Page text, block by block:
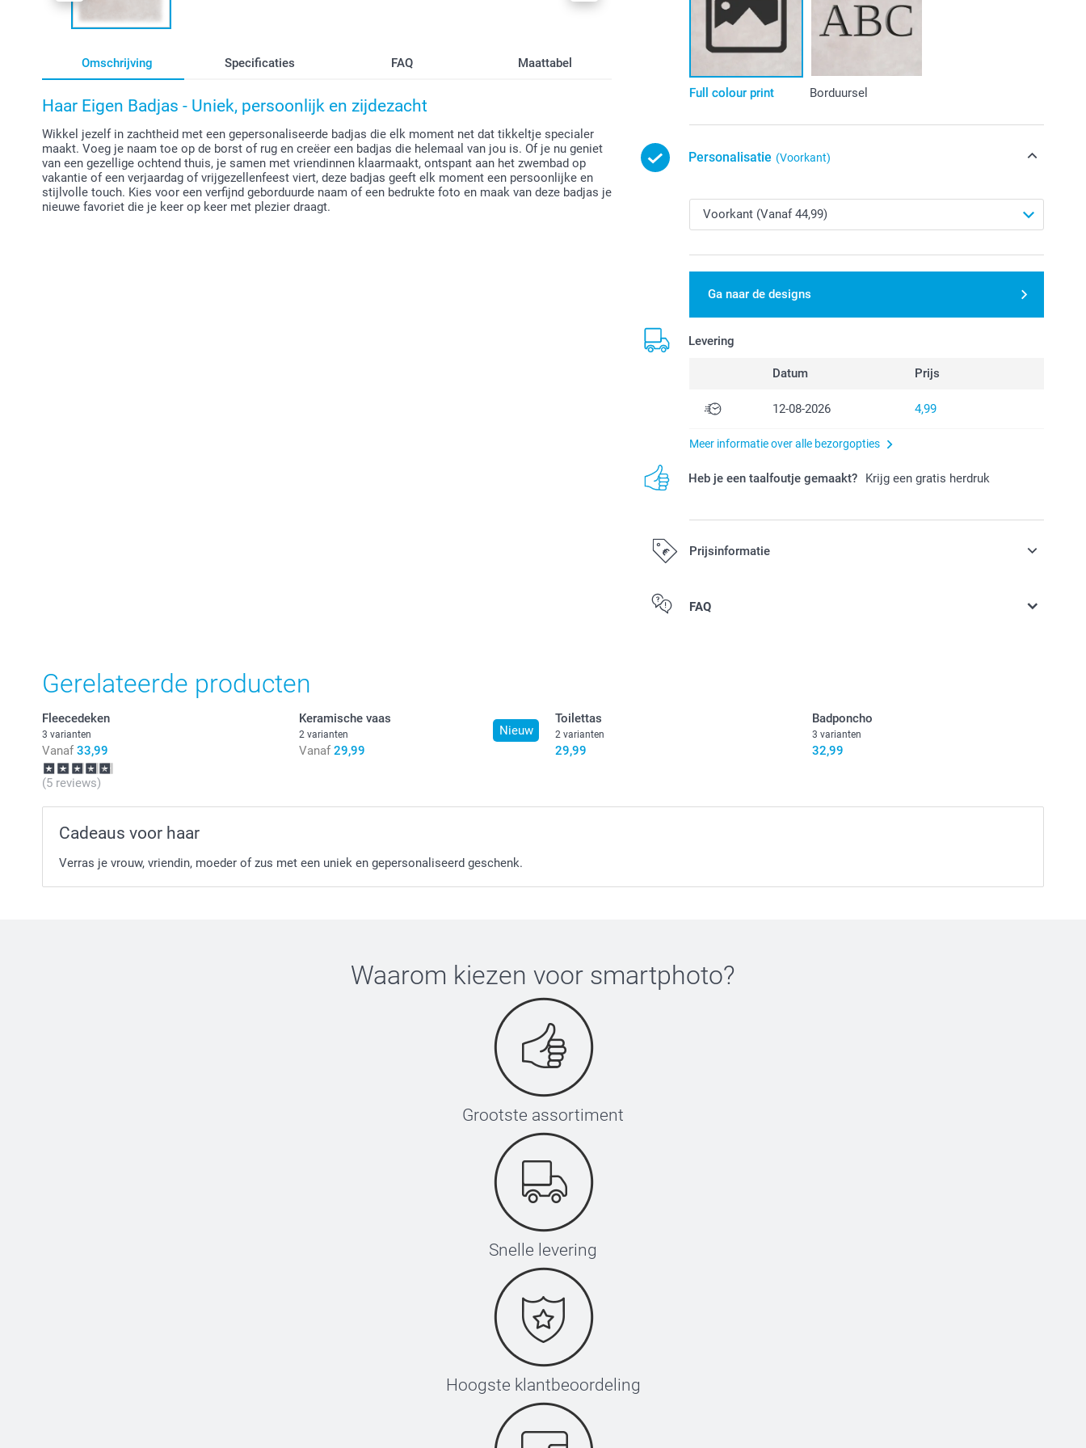
Omschrijving Specificaties FAQ Maattabel
Haar Eigen Badjas - Uniek, persoonlijk en zijdezacht
Wikkel jezelf in zachtheid met een gepersonaliseerde badjas die elk moment net dat tikkeltje specialer
maakt. Voeg je naam toe op de borst of rug en creëer een badjas die helemaal van jou is. Of je nu geniet
van een gezellige ochtend thuis, je samen met vriendinnen klaarmaakt, ontspant aan het zwembad op
vakantie of een verjaardag of vrijgezellenfeest viert, deze badjas geeft elk moment een persoonlijke en
stijlvolle touch. Kies voor een verfijnd geborduurde naam of een bedrukte foto en maak van deze badjas je
nieuwe favoriet die je keer op keer met plezier draagt.
Full colour print Borduursel
Personalisatie (Voorkant)
Ga naar de designs
Levering
Datum Prijs
12-08-2026 4,99
Meer informatie over alle bezorgopties
Heb je een taalfoutje gemaakt? Krijg een gratis herdruk
Prijsinformatie
Alle prijzen zijn in EURO (€) inclusief BTW en exclusief verzendkosten.
FAQ
Gerelateerde producten
Fleecedeken
3 varianten
Vanaf 33,99
(5 reviews)
Nieuw
Keramische vaas
2 varianten
Vanaf 29,99
Toilettas
2 varianten
29,99
Badponcho
3 varianten
32,99
Cadeaus voor haar
Verras je vrouw, vriendin, moeder of zus met een uniek en gepersonaliseerd geschenk.
Waarom kiezen voor smartphoto?
Grootste assortiment
Snelle levering
Hoogste klantbeoordeling